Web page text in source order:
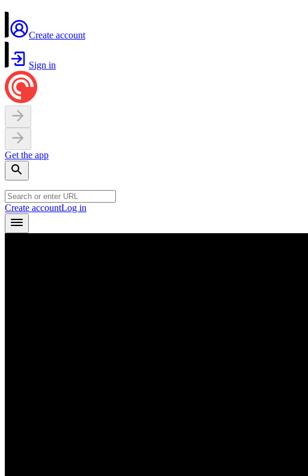
Create account
Sign in
Get the app
Create accountLog in